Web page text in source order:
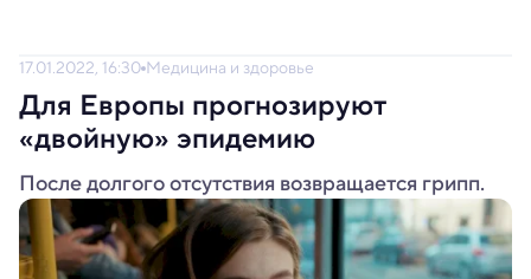
17.01.2022, 16:30 Медицина и здоровье
Для Европы прогнозируют
«двойную» эпидемию
После долгого отсутствия возвращается грипп.